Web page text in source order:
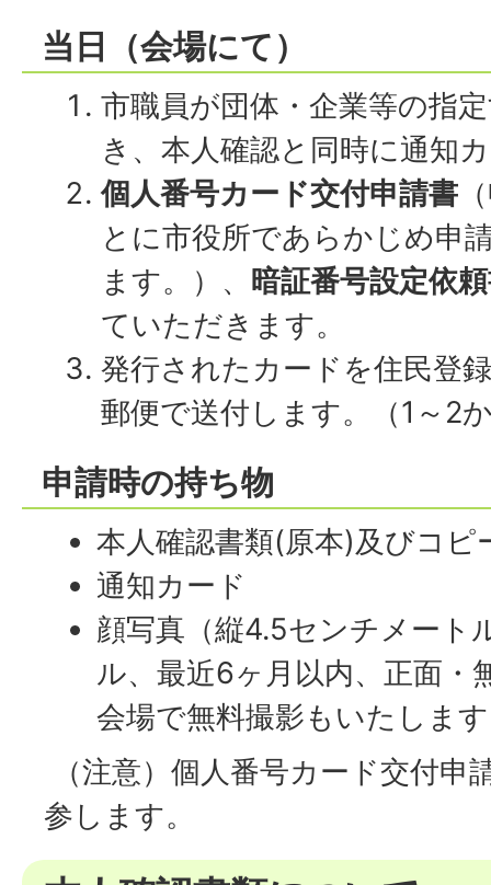
当日（会場にて）
市職員が団体・企業等の指
き、本人確認と同時に通知
個人番号カード交付申請書
とに市役所であらかじめ申
ます。）、 暗証番号設定依
ていただきます。
発行されたカードを住民登
郵便で送付します。（1～2
申請時の持ち物
本人確認書類(原本)及びコピ
通知カード
顔写真（縦4.5センチメート
ル、最近6ヶ月以内、正面・
会場で無料撮影もいたしま
（注意）個人番号カード交付申
参します。